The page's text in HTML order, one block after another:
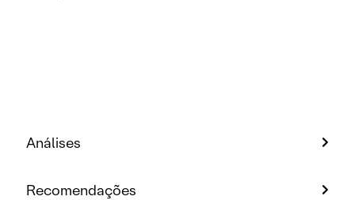
Análises
Recomendações